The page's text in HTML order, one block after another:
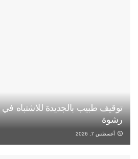
توقيف طبيب بالجديدة للاشتباه
رشوة
أغسطس 7, 2026